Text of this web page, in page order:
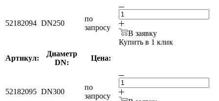
52182094 DN250
по
запросу
В заявку
Купить в 1 клик
Артикул:
Диаметр
DN:
Цена:
52182095 DN300
по
запросу